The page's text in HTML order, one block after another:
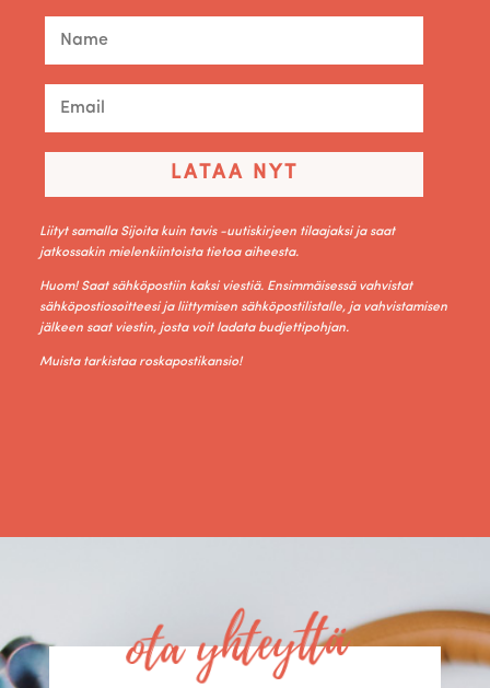
LATAA NYT
Liityt samalla Sijoita kuin tavis -uutiskirjeen tilaajaksi ja saat
jatkossakin mielenkiintoista tietoa aiheesta.
Huom! Saat sähköpostiin kaksi viestiä. Ensimmäisessä vahvistat
sähköpostiosoitteesi ja liittymisen sähköpostilistalle, ja vahvistamisen
jälkeen saat viestin, josta voit ladata budjettipohjan.
Muista tarkistaa roskapostikansio!
ota yhteyttä